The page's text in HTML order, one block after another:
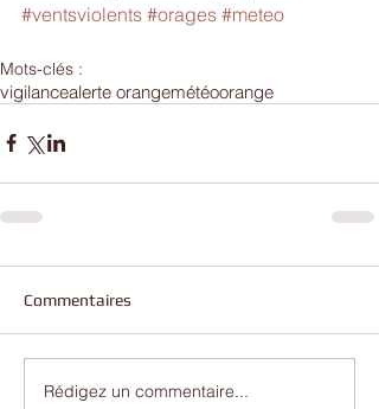
#ventsviolents #orages #meteo
Mots-clés :
vigilancealerte orangemétéoorange
Commentaires
Rédigez un commentaire...